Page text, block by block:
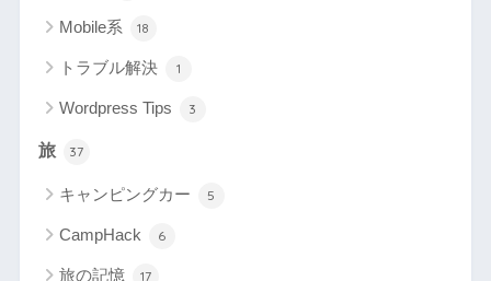
Mobile系 18
トラブル解決 1
Wordpress Tips 3
旅 37
キャンピングカー 5
CampHack 6
旅の記憶 17